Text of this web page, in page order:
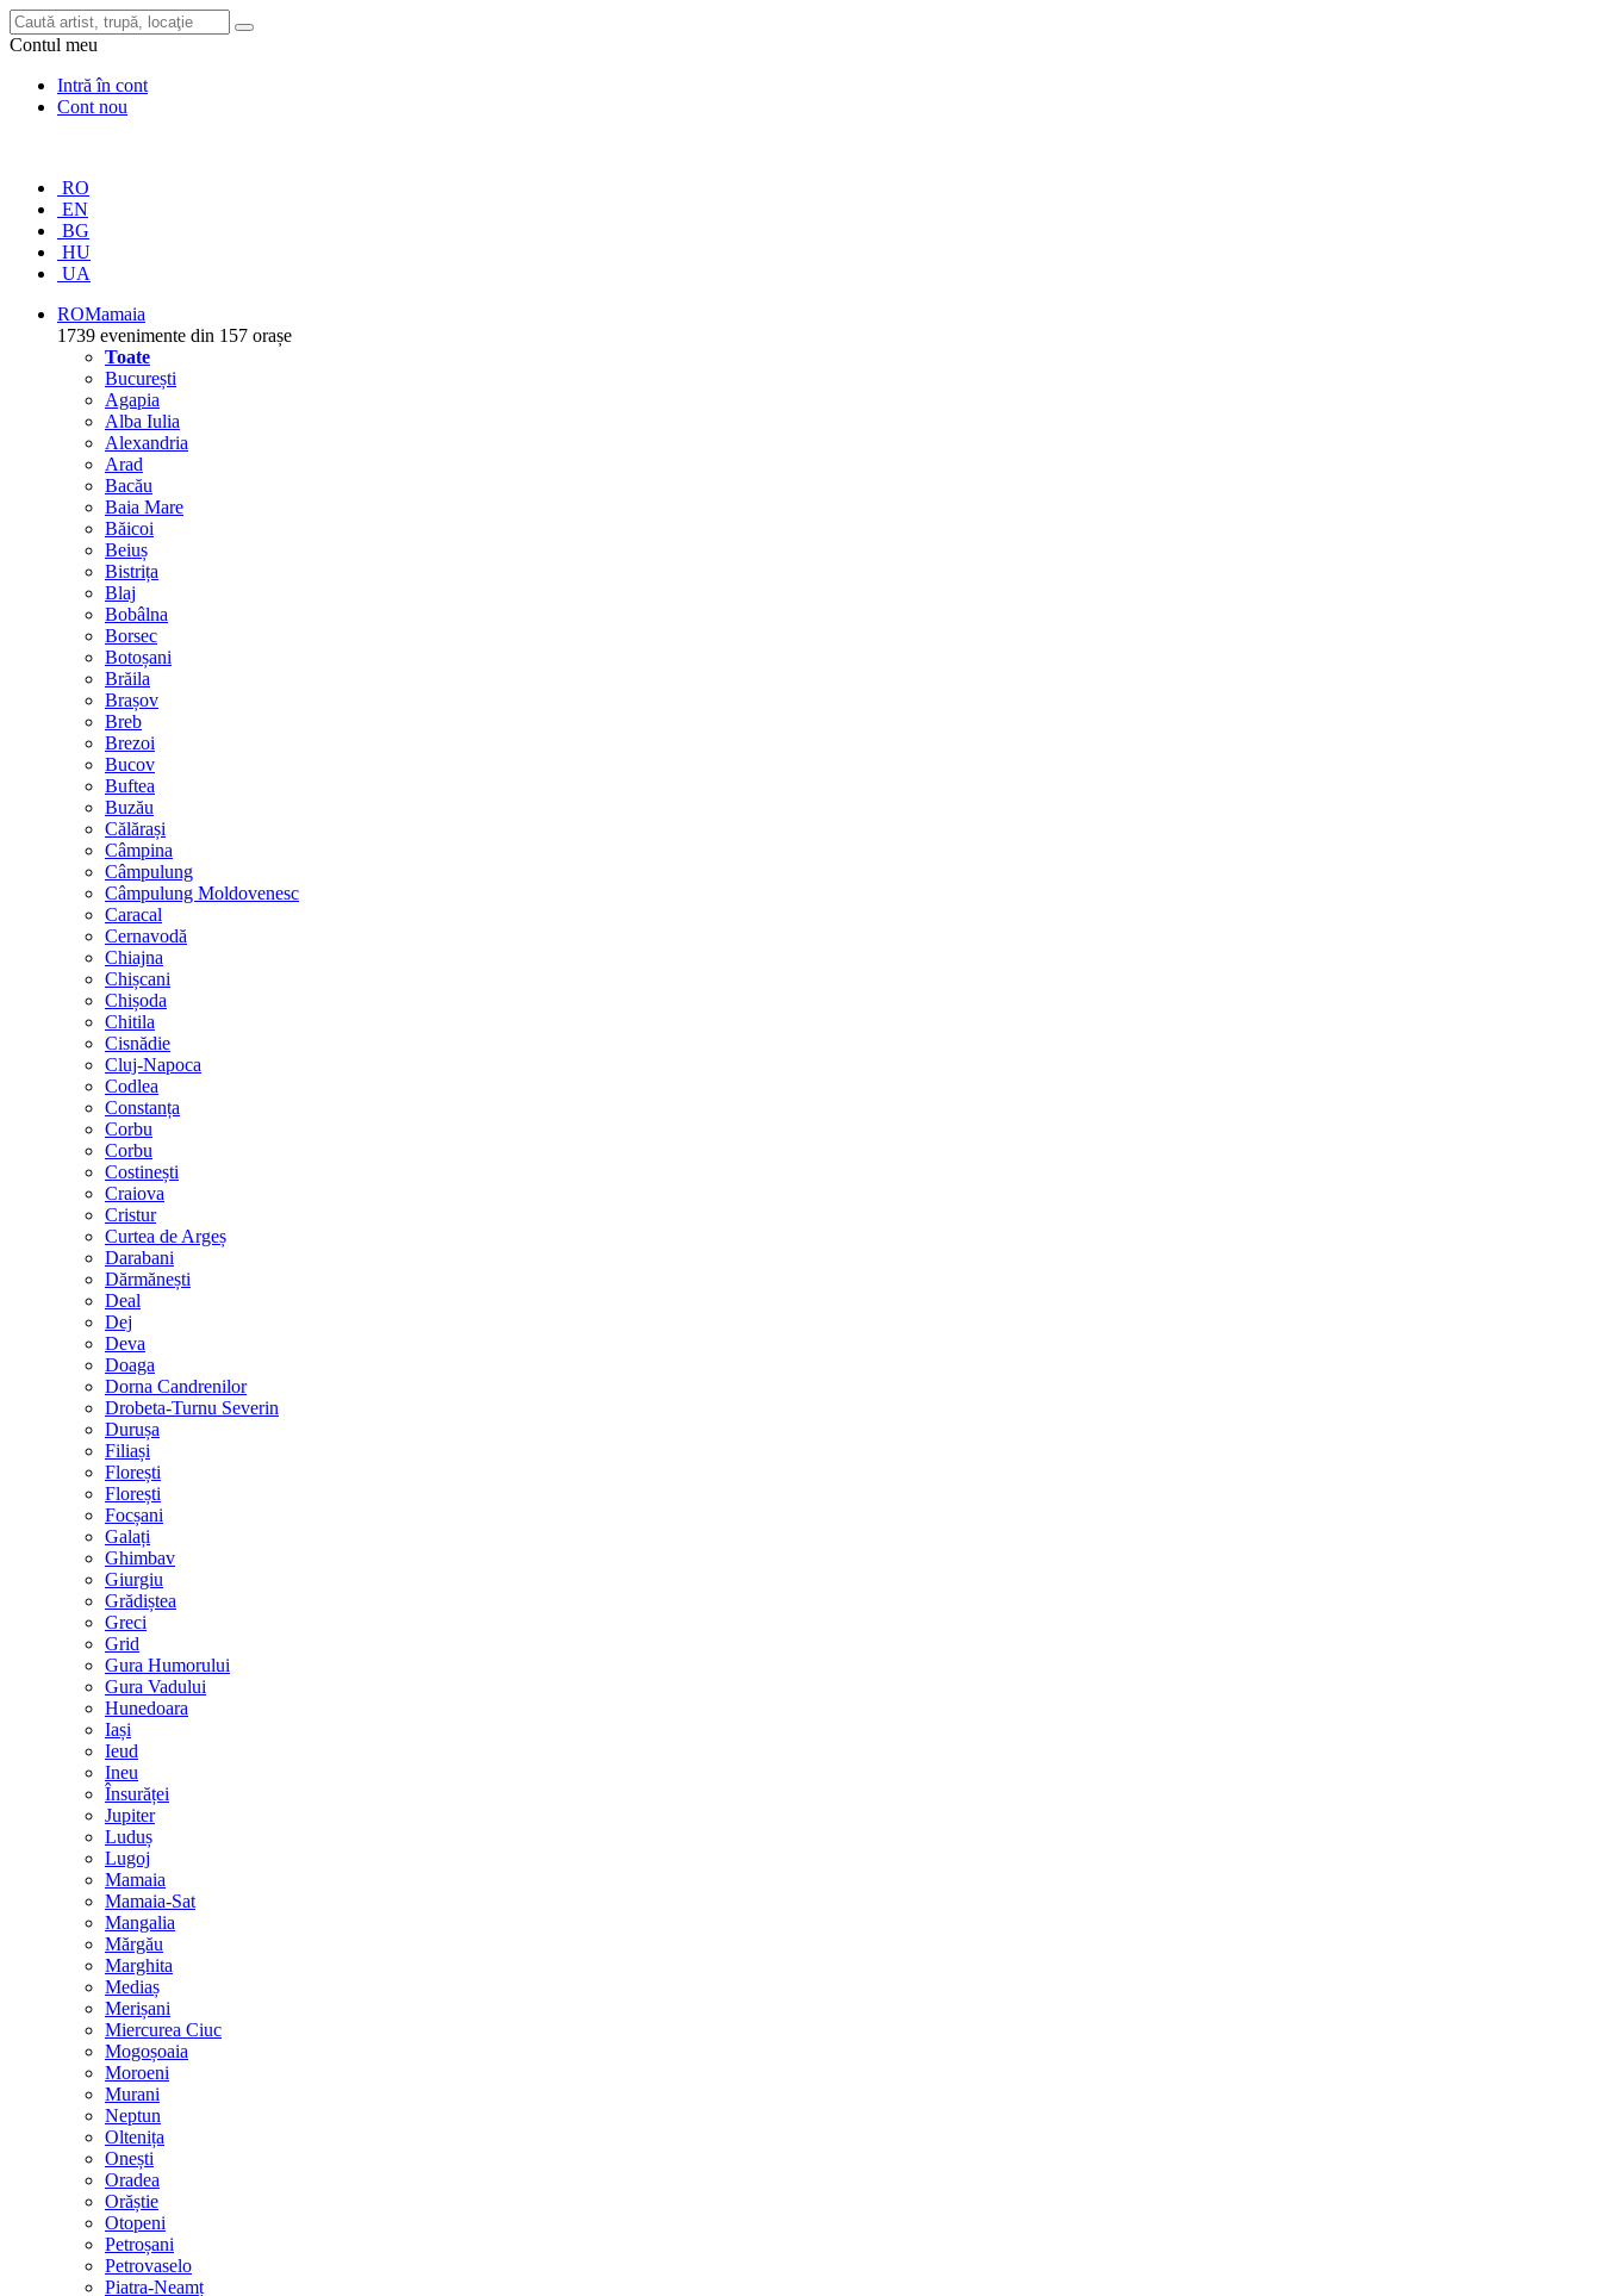
Contul meu
Intră în cont
Cont nou
RO
EN
BG
HU
UA
ROMamaia
1739 evenimente din 157 orașe
Toate
București
Agapia
Alba Iulia
Alexandria
Arad
Bacău
Baia Mare
Băicoi
Beiuș
Bistrița
Blaj
Bobâlna
Borsec
Botoșani
Brăila
Brașov
Breb
Brezoi
Bucov
Buftea
Buzău
Călărași
Câmpina
Câmpulung
Câmpulung Moldovenesc
Caracal
Cernavodă
Chiajna
Chișcani
Chișoda
Chitila
Cisnădie
Cluj-Napoca
Codlea
Constanța
Corbu
Corbu
Costinești
Craiova
Cristur
Curtea de Argeș
Darabani
Dărmănești
Deal
Dej
Deva
Doaga
Dorna Candrenilor
Drobeta-Turnu Severin
Durușa
Filiași
Florești
Florești
Focșani
Galați
Ghimbav
Giurgiu
Grădiștea
Greci
Grid
Gura Humorului
Gura Vadului
Hunedoara
Iași
Ieud
Ineu
Însurăței
Jupiter
Luduș
Lugoj
Mamaia
Mamaia-Sat
Mangalia
Mărgău
Marghita
Mediaș
Merișani
Miercurea Ciuc
Mogoșoaia
Moroeni
Murani
Neptun
Oltenița
Onești
Oradea
Orăștie
Otopeni
Petroșani
Petrovaselo
Piatra-Neamț